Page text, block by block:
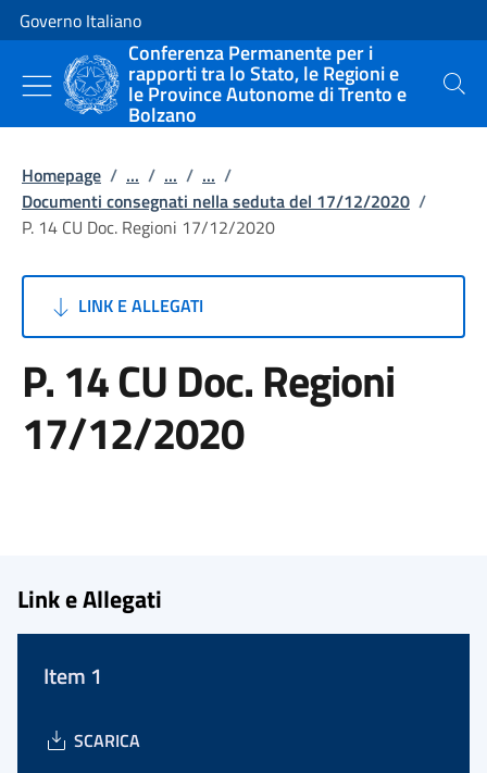
Vai al contenuto
Vai alla navigazione del sito
Governo Italiano
Conferenza Permanente per i
rapporti tra lo Stato, le Regioni e
le Province Autonome di Trento e
Bolzano
Cerca
Homepage / ... / ... / ... /
Documenti consegnati nella seduta del 17/12/2020 /
P. 14 CU Doc. Regioni 17/12/2020
LINK E ALLEGATI
P. 14 CU Doc. Regioni
17/12/2020
Link e Allegati
Item 1
SCARICA